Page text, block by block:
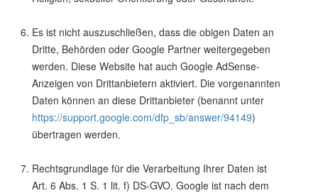
Es ist nicht auszuschließen, dass die obigen Daten an
Dritte, Behörden oder Google Partner weitergegeben
werden. Diese Website hat auch Google AdSense-
Anzeigen von Drittanbietern aktiviert. Die vorgenannten
Daten können an diese Drittanbieter (benannt unter
https://support.google.com/dfp_sb/answer/94149)
übertragen werden.
Rechtsgrundlage für die Verarbeitung Ihrer Daten ist
Art. 6 Abs. 1 S. 1 lit. f) DS-GVO. Google ist nach dem